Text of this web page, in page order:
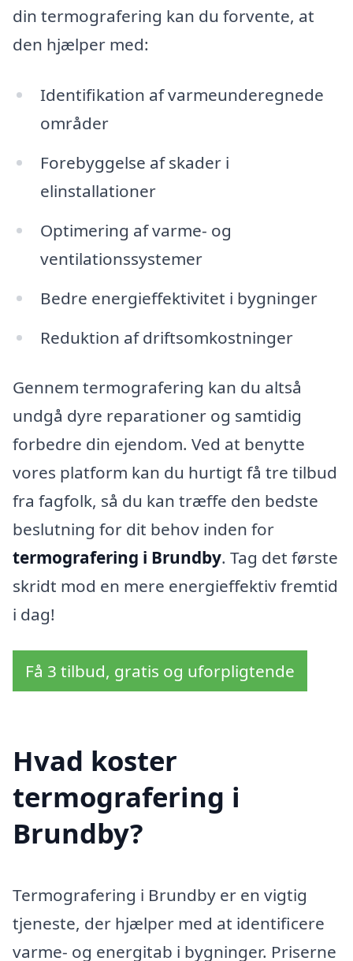
din termografering kan du forvente, at
den hjælper med:
Identifikation af varmeunderegnede
områder
Forebyggelse af skader i
elinstallationer
Optimering af varme- og
ventilationssystemer
Bedre energieffektivitet i bygninger
Reduktion af driftsomkostninger
Gennem termografering kan du altså
undgå dyre reparationer og samtidig
forbedre din ejendom. Ved at benytte
vores platform kan du hurtigt få tre tilbud
fra fagfolk, så du kan træffe den bedste
beslutning for dit behov inden for
termografering i Brundby. Tag det første
skridt mod en mere energieffektiv fremtid
i dag!
Få 3 tilbud, gratis og uforpligtende
Hvad koster
termografering i
Brundby?
Termografering i Brundby er en vigtig
tjeneste, der hjælper med at identificere
varme- og energitab i bygninger. Priserne